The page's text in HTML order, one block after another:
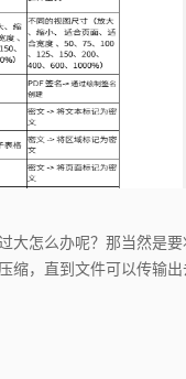
怎么办呢？那当然是要
，直到文件可以传输出